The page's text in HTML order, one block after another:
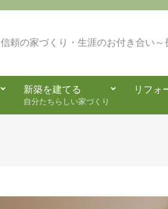
信頼の家づくり・生涯のお付き合い
新築を建てる
自分たちらしい家づくり
リフォ